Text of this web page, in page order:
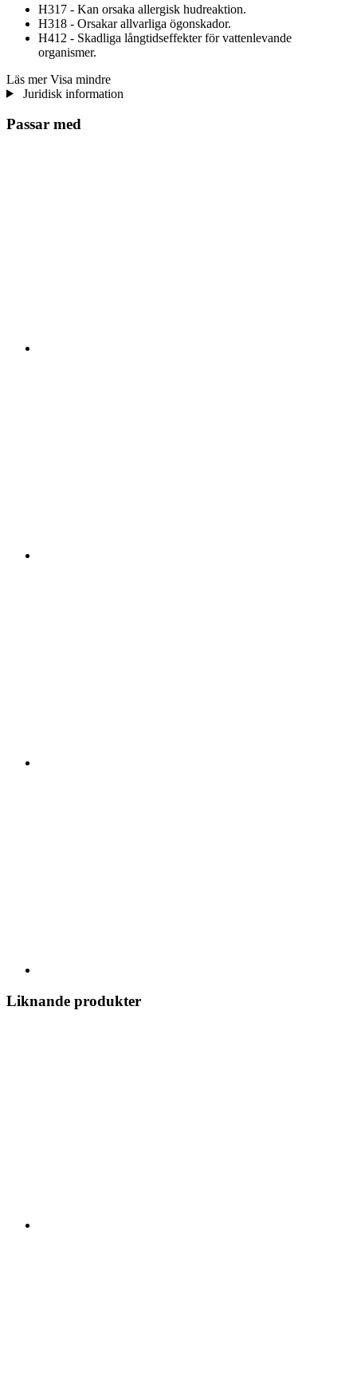
H317 - Kan orsaka allergisk hudreaktion.
H318 - Orsakar allvarliga ögonskador.
H412 - Skadliga långtidseffekter för vattenlevande
organismer.
Läs mer Visa mindre
Juridisk information
Passar med
Liknande produkter